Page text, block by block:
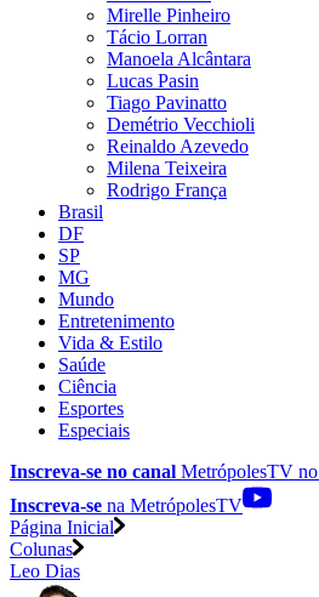
Mirelle Pinheiro
Tácio Lorran
Manoela Alcântara
Lucas Pasin
Tiago Pavinatto
Demétrio Vecchioli
Reinaldo Azevedo
Milena Teixeira
Rodrigo França
Brasil
DF
SP
MG
Mundo
Entretenimento
Vida & Estilo
Saúde
Ciência
Esportes
Especiais
Inscreva-se no canal MetrópolesTV no
Inscreva-se na MetrópolesTV
Página Inicial
Colunas
Leo Dias